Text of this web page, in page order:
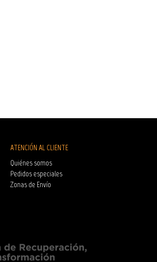
ATENCIÓN AL CLIENTE
Quiénes somos
Pedidos especiales
Zonas de Envío